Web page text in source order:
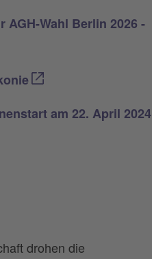
Wahl Berlin 2026 -
am 22. April 2024
drohen die